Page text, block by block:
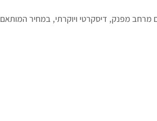
מרחב מפנק, דיסקרטי ויוקרתי, במחיר המותאם